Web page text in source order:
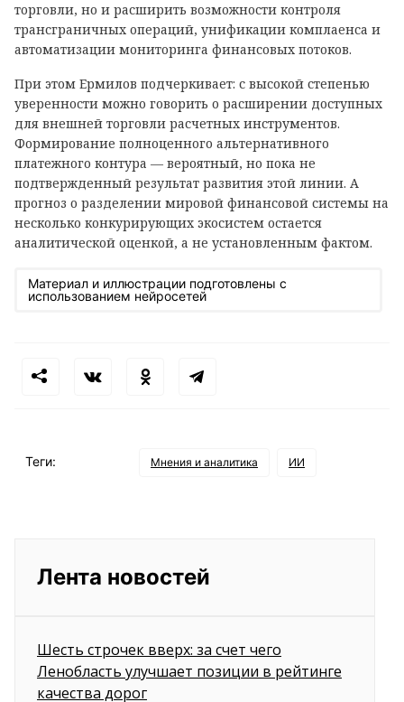
торговли, но и расширить возможности контроля
трансграничных операций, унификации комплаенса и
автоматизации мониторинга финансовых потоков.
При этом Ермилов подчеркивает: с высокой степенью
уверенности можно говорить о расширении доступных
для внешней торговли расчетных инструментов.
Формирование полноценного альтернативного
платежного контура — вероятный, но пока не
подтвержденный результат развития этой линии. А
прогноз о разделении мировой финансовой системы на
несколько конкурирующих экосистем остается
аналитической оценкой, а не установленным фактом.
Материал и иллюстрации подготовлены с
использованием нейросетей
Теги: Мнения и аналитика ИИ
Лента новостей
Шесть строчек вверх: за счет чего
Ленобласть улучшает позиции в рейтинге
качества дорог